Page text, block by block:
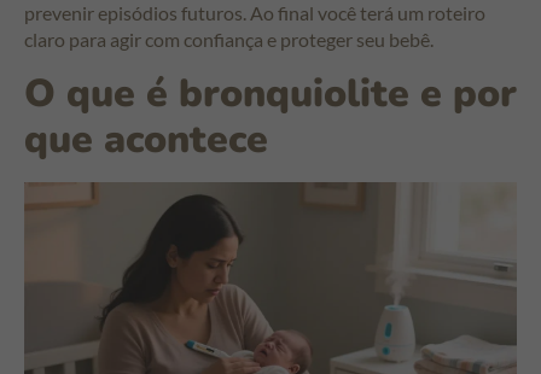
prevenir episódios futuros. Ao final você terá um roteiro
claro para agir com confiança e proteger seu bebê.
O que é bronquiolite e por
que acontece